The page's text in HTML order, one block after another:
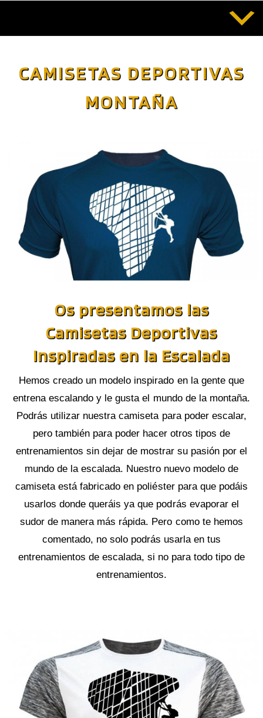
contenido
CAMISETAS DEPORTIVAS
MONTAÑA
Os presentamos las
Camisetas Deportivas
Inspiradas en la Escalada
Hemos creado un modelo inspirado en la gente que
entrena escalando y le gusta el mundo de la montaña.
Podrás utilizar nuestra camiseta para poder escalar,
pero también para poder hacer otros tipos de
entrenamientos sin dejar de mostrar su pasión por el
mundo de la escalada. Nuestro nuevo modelo de
camiseta está fabricado en poliéster para que podáis
usarlos donde queráis ya que podrás evaporar el
sudor de manera más rápida. Pero como te hemos
comentado, no solo podrás usarla en tus
entrenamientos de escalada, si no para todo tipo de
entrenamientos.